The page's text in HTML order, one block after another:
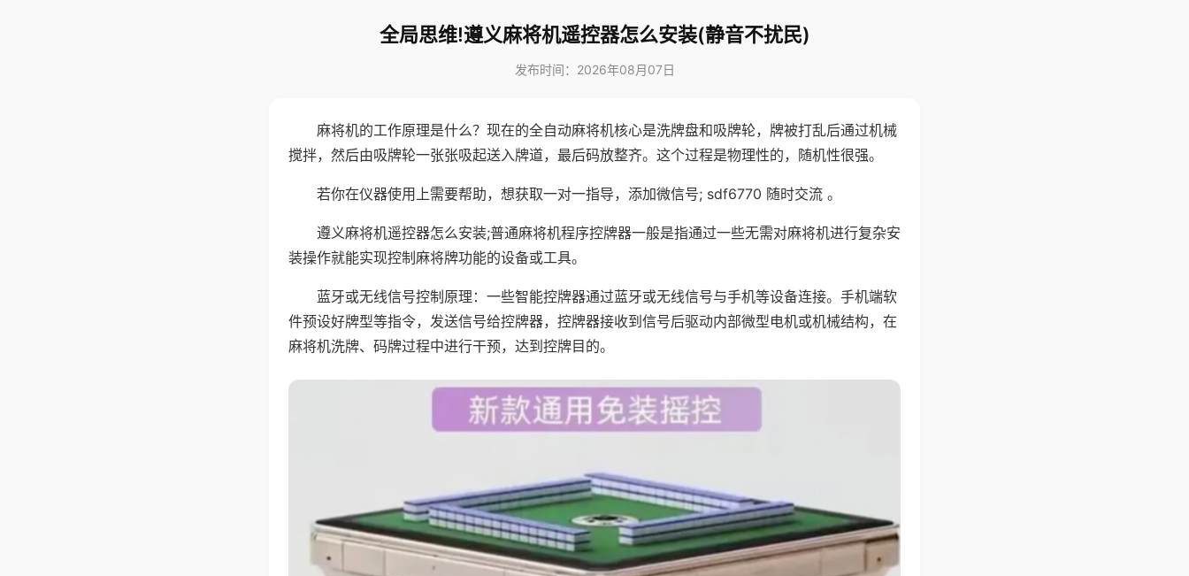
全局思维!遵义麻将机遥控器怎么安装(静音不扰民)
发布时间：2026年08月07日
麻将机的工作原理是什么？现在的全自动麻将机核心是洗牌盘和吸牌轮，牌被打乱后通过机械
搅拌，然后由吸牌轮一张张吸起送入牌道，最后码放整齐。这个过程是物理性的，随机性很强。
若你在仪器使用上需要帮助，想获取一对一指导，添加微信号; sdf6770 随时交流 。
遵义麻将机遥控器怎么安装;普通麻将机程序控牌器一般是指通过一些无需对麻将机进行复杂安
装操作就能实现控制麻将牌功能的设备或工具。
蓝牙或无线信号控制原理：一些智能控牌器通过蓝牙或无线信号与手机等设备连接。手机端软
件预设好牌型等指令，发送信号给控牌器，控牌器接收到信号后驱动内部微型电机或机械结构，在
麻将机洗牌、码牌过程中进行干预，达到控牌目的。